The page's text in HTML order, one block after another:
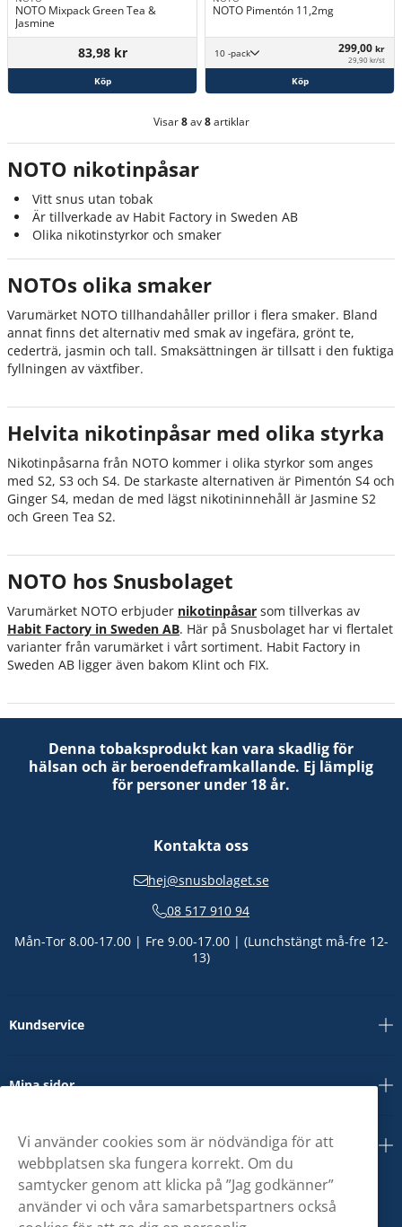
NOTO Mixpack Green Tea &
Jasmine
83,98 kr
Köp
NOTO Pimentón 11,2mg
10 -pack 299,00 kr
29,90 kr/st
Köp
Visar8av8artiklar
NOTO nikotinpåsar
Vitt snus utan tobak
Är tillverkade av Habit Factory in Sweden AB
Olika nikotinstyrkor och smaker
NOTOs olika smaker
Varumärket NOTO tillhandahåller prillor i flera smaker. Bland
annat finns det alternativ med smak av ingefära, grönt te,
cederträ, jasmin och tall. Smaksättningen är tillsatt i den fuktiga
fyllningen av växtfiber.
Helvita nikotinpåsar med olika styrka
Nikotinpåsarna från NOTO kommer i olika styrkor som anges
med S2, S3 och S4. De starkaste alternativen är Pimentón S4 och
Ginger S4, medan de med lägst nikotininnehåll är Jasmine S2
och Green Tea S2.
NOTO hos Snusbolaget
Varumärket NOTO erbjuder nikotinpåsar som tillverkas av
Habit Factory in Sweden AB. Här på Snusbolaget har vi flertalet
varianter från varumärket i vårt sortiment. Habit Factory in
Sweden AB ligger även bakom Klint och FIX.
Denna tobaksprodukt kan vara skadlig för
hälsan och är beroendeframkallande. Ej lämplig
för personer under 18 år.
Kontakta oss
hej@snusbolaget.se
08 517 910 94
Mån-Tor 8.00-17.00 | Fre 9.00-17.00 | (Lunchstängt må-fre 12-
13)
Kundservice
Mina sidor
Om oss
Vi använder cookies som är nödvändiga för att
webbplatsen ska fungera korrekt. Om du
samtycker genom att klicka på ”Jag godkänner”
använder vi och våra samarbetspartners också